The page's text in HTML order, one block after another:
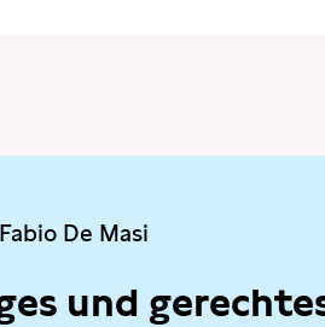
Fabio De Masi
und